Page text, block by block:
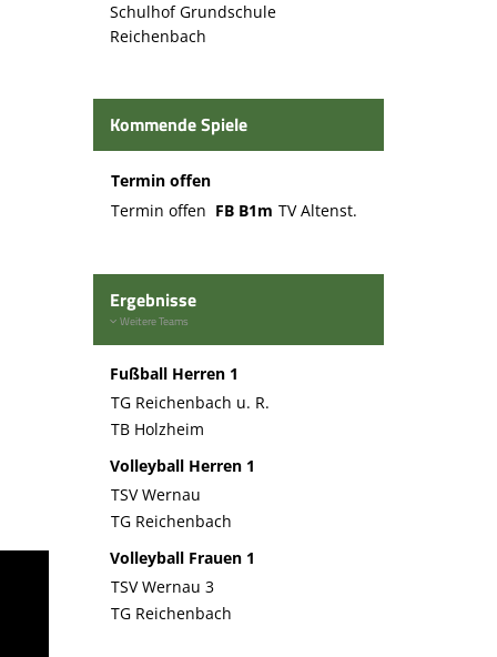
Schulhof Grundschule
Reichenbach
Kommende Spiele
Termin offen
Termin offen FB B1m TV Altenst.
Ergebnisse
Weitere Teams
Fußball Herren 1
TG Reichenbach u. R.
TB Holzheim
Volleyball Herren 1
TSV Wernau
TG Reichenbach
Volleyball Frauen 1
TSV Wernau 3
TG Reichenbach